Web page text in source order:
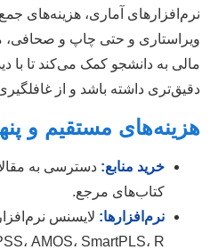
نرم‌افزارهای آماری، هزینه‌های
ویراستاری و حتی چاپ و صحافی،
مالی به دانشجو کمک می‌کند تا با
دقیق‌تری داشته باشد و از
هزینه‌های مستقیم و
خرید منابع: دسترسی به
کتاب‌های مرجع.
نرم‌افزارها: لایسنس